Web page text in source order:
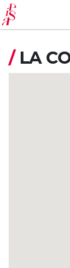
Pasar
al
contenido
principal
/ LA